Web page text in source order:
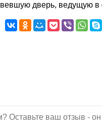
дверь, ведущую